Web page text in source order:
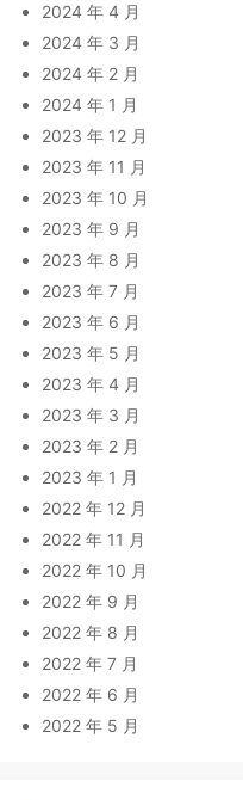
2024 年 4 月
2024 年 3 月
2024 年 2 月
2024 年 1 月
2023 年 12 月
2023 年 11 月
2023 年 10 月
2023 年 9 月
2023 年 8 月
2023 年 7 月
2023 年 6 月
2023 年 5 月
2023 年 4 月
2023 年 3 月
2023 年 2 月
2023 年 1 月
2022 年 12 月
2022 年 11 月
2022 年 10 月
2022 年 9 月
2022 年 8 月
2022 年 7 月
2022 年 6 月
2022 年 5 月